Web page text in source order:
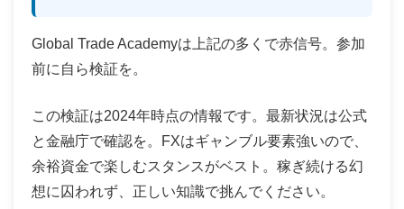
Global Trade Academyは上記の多くで赤信号。参加
前に自ら検証を。
この検証は2024年時点の情報です。最新状況は公式
と金融庁で確認を。FXはギャンブル要素強いので、
余裕資金で楽しむスタンスがベスト。稼ぎ続ける幻
想に囚われず、正しい知識で挑んでください。